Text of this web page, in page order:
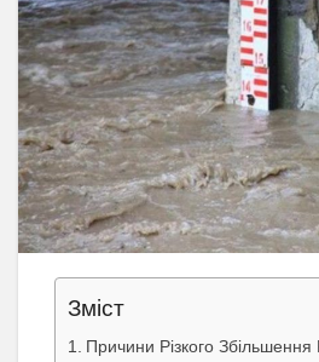
Зміст
Причини Різкого Збільшення